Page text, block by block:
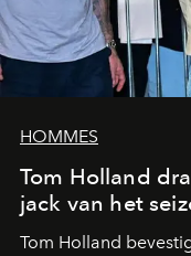
HOMMES
Tom Holland
jack van het
Tom Holland